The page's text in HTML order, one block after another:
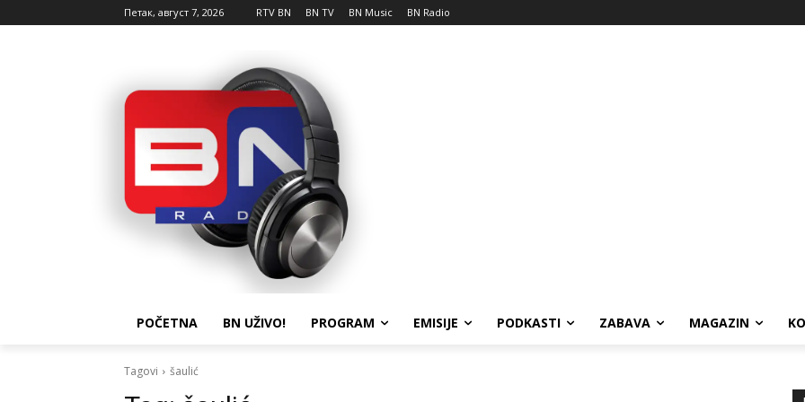
Петак, август 7, 2026 RTV BN BN TV BN Music BN Radio
POČETNA BN UŽIVO! PROGRAM EMISIJE PODKASTI ZABAVA MAGAZIN
Tagovi šaulić